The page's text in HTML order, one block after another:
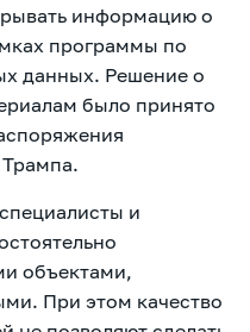
информацию о
программы по
данных. Решение о
было принято
и
объектами,
При этом качество